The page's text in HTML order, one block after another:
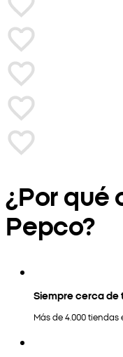
¿Por qué
Pepco?
Siempre cerca de
Más de 4.000 tiendas